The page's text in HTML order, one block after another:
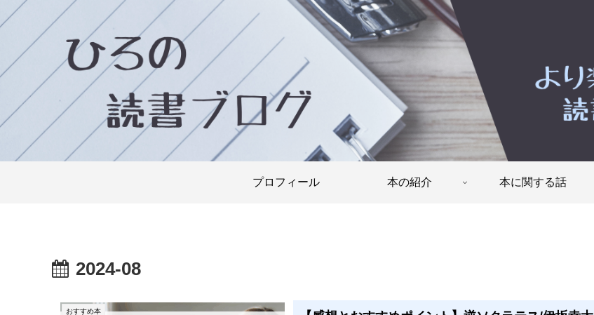
プロフィール 本の紹介 本に関する話
2024-08
おすすめ本